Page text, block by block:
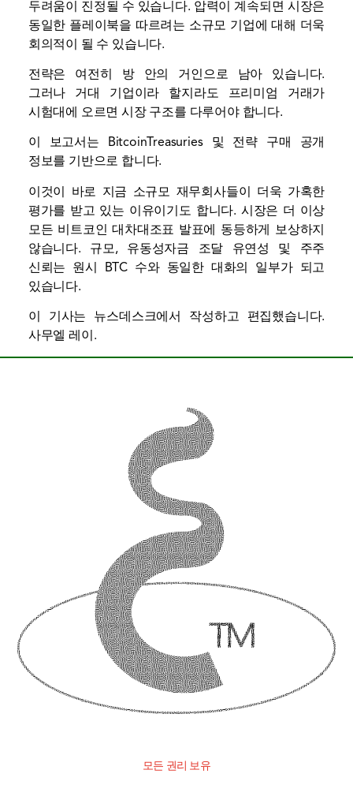
두려움이 진정될 수 있습니다. 압력이 계속되면 시장은
동일한 플레이북을 따르려는 소규모 기업에 대해 더욱
회의적이 될 수 있습니다.
전략은 여전히 ​​방 안의 거인으로 남아 있습니다.
그러나 거대 기업이라 할지라도 프리미엄 거래가
시험대에 오르면 시장 구조를 다루어야 합니다.
이 보고서는 BitcoinTreasuries 및 전략 구매 공개
정보를 기반으로 합니다.
이것이 바로 지금 소규모 재무회사들이 더욱 가혹한
평가를 받고 있는 이유이기도 합니다. 시장은 더 이상
모든 비트코인 ​​대차대조표 발표에 동등하게 보상하지
않습니다. 규모, 유동성자금 조달 유연성 및 주주
신뢰는 원시 BTC 수와 동일한 대화의 일부가 되고
있습니다.
이 기사는 뉴스데스크에서 작성하고 편집했습니다.
사무엘 레이 .
모든 권리 보유